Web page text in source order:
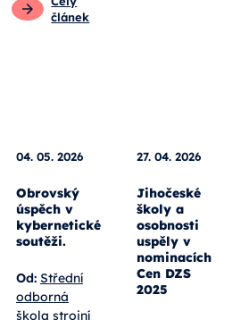
04. 05. 2026
Obrovský
úspěch v
soutěži.
Od: Střední
27. 04. 2026
Jihočeské
školy a
osobnosti
uspěly v
nominacích